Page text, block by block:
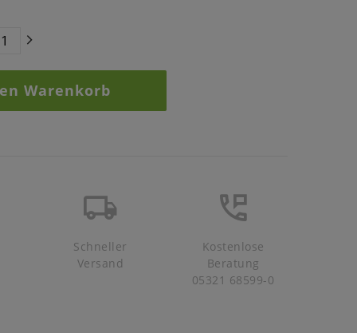
Warenkorb
Schneller
Versand
Kostenlose
Beratung
05321 68599-0